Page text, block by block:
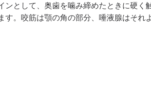
として、奥歯を噛み締めたときに硬く
す。咬筋は顎の角の部分、唾液腺はそれ